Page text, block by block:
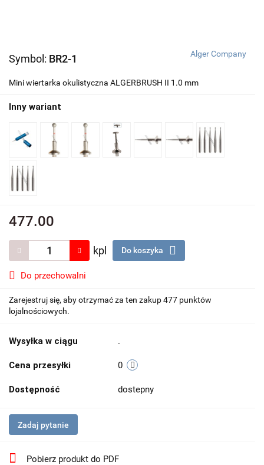
Symbol: BR2-1 Alger Company
Mini wiertarka okulistyczna ALGERBRUSH II 1.0 mm
Inny wariant
477.00
kpl Do koszyka
Do przechowalni
Zarejestruj się, aby otrzymać za ten zakup 477 punktów
lojalnościowych.
Wysyłka w ciągu .
Cena przesyłki 0
Dostępność dostepny
Zadaj pytanie
Pobierz produkt do PDF